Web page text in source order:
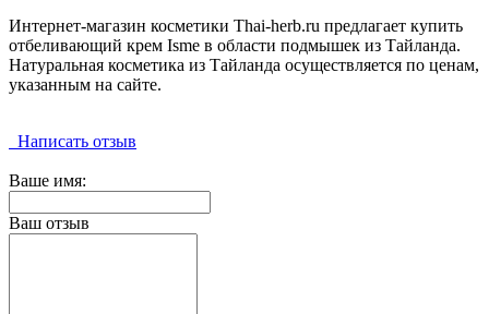
Интернет-магазин косметики Thai-herb.ru предлагает купить
отбеливающий крем Isme в области подмышек из Тайланда.
Натуральная косметика из Тайланда осуществляется по ценам,
указанным на сайте.
Написать отзыв
Ваше имя:
Ваш отзыв